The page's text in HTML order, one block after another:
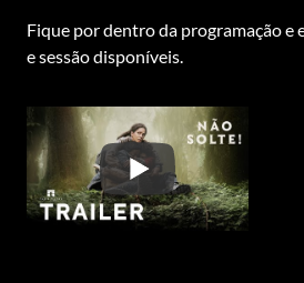
Fique por dentro da programação e
e sessão disponíveis.